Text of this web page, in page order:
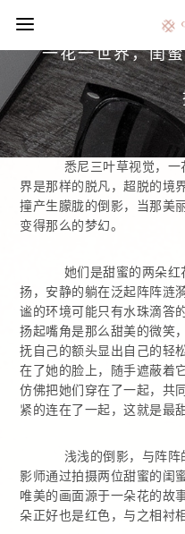
一花一世界，闺
悉尼三叶草视觉，一花
界是那样的脱凡，超脱的境
撞产生朦胧的倒影，当那美
变得那么的梦幻。
她们是甜蜜的两朵红花
扬，安静的躺在泛起阵阵涟
谧的环境可能只有水珠滴答
扬起嘴角是那么甜美的微笑
抚自己的额头显出自己的轻
在了她的脸上，随手遮蔽着
仿佛把她们穿在了一起，共
紧的连在了一起，这就是最
浅浅的倒影，与阵阵的
影师通过拍摄两位甜蜜的闺
唯美的画面源于一朵花的故
朵正好也是红色，与之相衬